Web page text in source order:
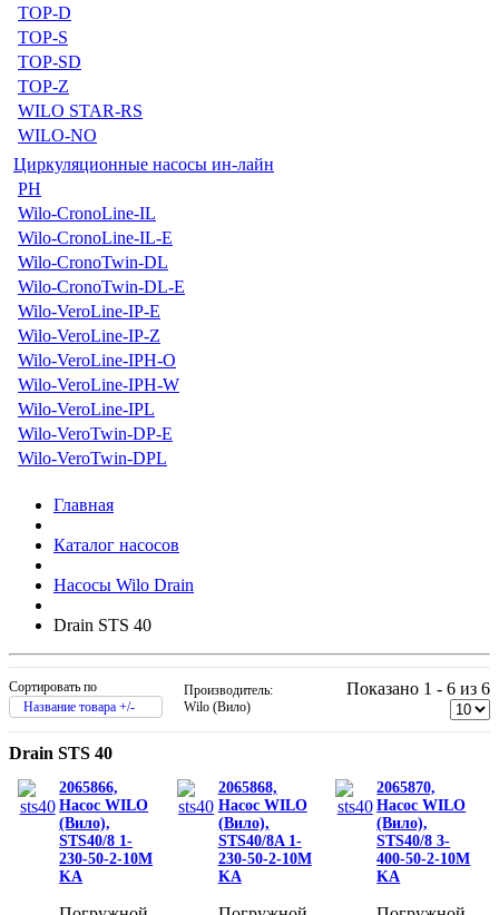
TOP-D
TOP-S
TOP-SD
TOP-Z
WILO STAR-RS
WILO-NO
Циркуляционные насосы ин-лайн
PH
Wilo-CronoLine-IL
Wilo-CronoLine-IL-E
Wilo-CronoTwin-DL
Wilo-CronoTwin-DL-E
Wilo-VeroLine-IP-E
Wilo-VeroLine-IP-Z
Wilo-VeroLine-IPH-O
Wilo-VeroLine-IPH-W
Wilo-VeroLine-IPL
Wilo-VeroTwin-DP-E
Wilo-VeroTwin-DPL
Главная
Каталог насосов
Насосы Wilo Drain
Drain STS 40
Сортировать по
Название товара +/-
Производитель:
Wilo (Вило)
Показано 1 - 6 из 6
Drain STS 40
2065866,
Насос WILO
(Вило),
STS40/8 1-
230-50-2-10M
KA
2065868,
Насос WILO
(Вило),
STS40/8A 1-
230-50-2-10M
KA
2065870,
Насос WILO
(Вило),
STS40/8 3-
400-50-2-10M
KA